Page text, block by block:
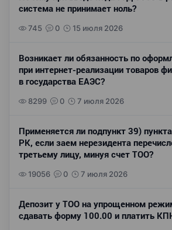
система не принимает ноль?
745 0 15 июля 2026
Возникает ли обязанность по
при интернет-реализации товаров
в государства ЕАЭС?
8299 0 7 июля 2026
Применяется ли подпункт 39)
РК, если заем нерезидента
третьему лицу, минуя счет ТОО?
19056 0 7 июля 2026
Депозит у ТОО на упрощенном
сдавать форму 100.00 и платить